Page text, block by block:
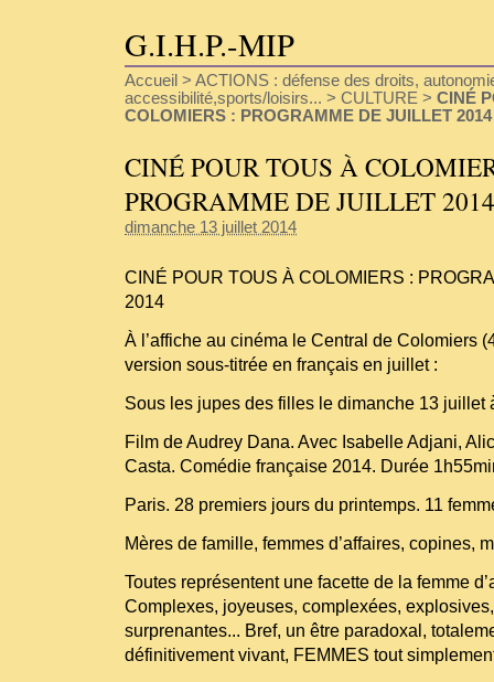
G.I.H.P.-MIP
Accueil > ACTIONS : défense des droits,
accessibilité,sports/loisirs... > CULTURE > CINÉ
COLOMIERS : PROGRAMME DE JUILLET 2014
CINÉ POUR TOUS À
PROGRAMME DE JUILLET 2014
dimanche 13 juillet 2014
CINÉ POUR TOUS À COLOMIERS :
2014
À l’affiche au cinéma le Central de Colomiers
version sous-titrée en français en juillet :
Sous les jupes des filles le dimanche 13 juillet
Film de Audrey Dana. Avec Isabelle Adjani,
Casta. Comédie française 2014. Durée
Paris. 28 premiers jours du printemps. 11
Mères de famille, femmes d’affaires, copines,
Toutes représentent une facette de la femme
Complexes, joyeuses, complexées,
surprenantes... Bref, un être paradoxal,
définitivement vivant, FEMMES tout